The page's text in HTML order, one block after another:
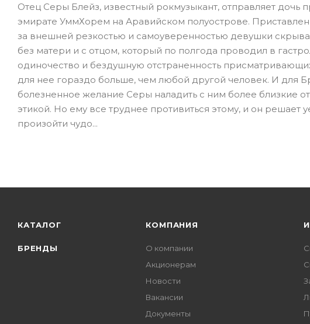
Отец Серы Блейз, известный рок­музыкант, отправляет
эмирате Умм­Хорем на Аравийском полуострове.
за внешней резкостью и самоуверен­ностью девушки
без матери и с отцом, который по полгода проводил в
одиночество и бездушную отстраненность
для нее гораздо больше, чем любой другой человек. И для
болезненное желание Серы наладить с ним более близкие
этикой. Но ему все труднее противиться этому, и он решает
произойти чудо...
КАТАЛОГ
БРЕНДЫ
КОМПАНИЯ
О компании
Акционерам
Новости
Вакансии
Документы